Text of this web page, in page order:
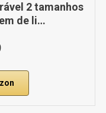
2 tamanhos
de li…